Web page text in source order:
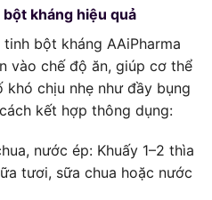
kháng hiệu quả
bột kháng AAiPharma
vào chế độ ăn, giúp cơ thể
chịu nhẹ như đầy bụng
kết hợp thông dụng:
nước ép: Khuấy 1–2 thìa
tươi, sữa chua hoặc nước